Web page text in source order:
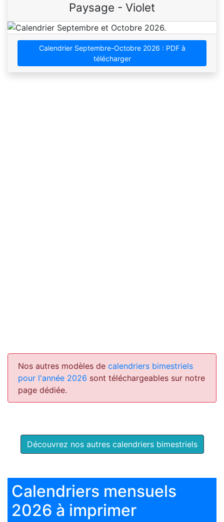
Paysage - Violet
Calendrier Septembre-Octobre 2026 : PDF à
télécharger
Nos autres modèles de calendriers bimestriels
pour l'année 2026 sont téléchargeables sur notre
page dédiée.
Découvrez nos autres calendriers bimestriels
Calendriers mensuels
2026 à imprimer